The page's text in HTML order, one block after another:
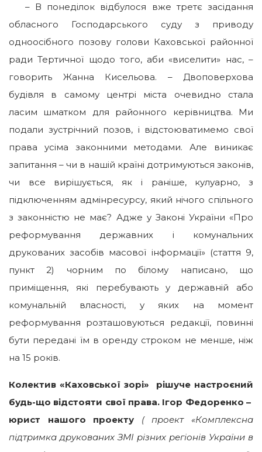
– В понеділок відбулося вже третє засідання
обласного Господарського суду з приводу
одноосібного позову голови Каховської районної
ради Тертичної щодо того, аби «виселити» нас, –
говорить Жанна Кисельова. – Двоповерхова
будівля в самому центрі міста очевидно стала
ласим шматком для районного керівництва. Ми
подали зустрічний позов, і відстоюватимемо свої
права усіма законними методами. Але виникає
запитання – чи в нашій країні дотримуються законів,
чи все вирішується, як і раніше, кулуарно, з
підключенням адмінресурсу, який нічого спільного
з законністю не має? Адже у Законі України «Про
реформування державних і комунальних
друкованих засобів масової інформації» (стаття 9,
пункт 2) чорним по білому написано, що
приміщення, які перебувають у державній або
комунальній власності, у яких на момент
реформування розташовуються редакції, повинні
бути передані їм в оренду строком не менше, ніж
на 15 років.
Колектив «Каховської зорі» рішуче настроєний
будь-що відстояти свої права. Ігор Федоренко –
юрист нашого проекту ( проект «Комплексна
підтримка друкованих ЗМІ різних регіонів України в